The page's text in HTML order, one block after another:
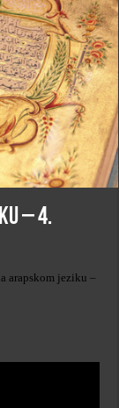
– 4.
arapskom jeziku –